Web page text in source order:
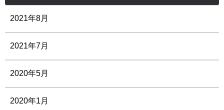
2021年8月
2021年7月
2020年5月
2020年1月